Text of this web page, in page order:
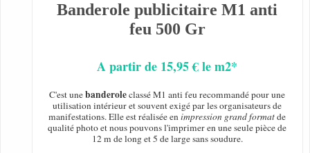
Banderole publicitaire M1 anti
feu 500 Gr
A partir de 15,95 € le m2*
C'est unebanderoleclassé M1 anti feu recommandé pour une
utilisation intérieur et souvent exigé par les organisateurs de
manifestations. Elle est réalisée enimpression grand formatde
qualité photo et nous pouvons l'imprimer en une seule pièce de
12 m de long et 5 de large sans soudure.